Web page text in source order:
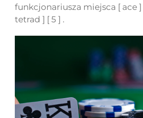
funkcjonariusza miejsca [ ace
tetrad ] [ 5 ] .